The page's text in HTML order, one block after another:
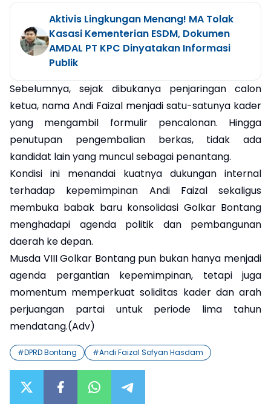
Aktivis Lingkungan Menang! MA Tolak
Kasasi Kementerian ESDM, Dokumen
AMDAL PT KPC Dinyatakan Informasi
Publik
Sebelumnya, sejak dibukanya penjaringan calon
ketua, nama Andi Faizal menjadi satu-satunya kader
yang mengambil formulir pencalonan. Hingga
penutupan pengembalian berkas, tidak ada
kandidat lain yang muncul sebagai penantang.
Kondisi ini menandai kuatnya dukungan internal
terhadap kepemimpinan Andi Faizal sekaligus
membuka babak baru konsolidasi Golkar Bontang
menghadapi agenda politik dan pembangunan
daerah ke depan.
Musda VIII Golkar Bontang pun bukan hanya menjadi
agenda pergantian kepemimpinan, tetapi juga
momentum memperkuat soliditas kader dan arah
perjuangan partai untuk periode lima tahun
mendatang.(Adv)
#DPRD Bontang #Andi Faizal Sofyan Hasdam